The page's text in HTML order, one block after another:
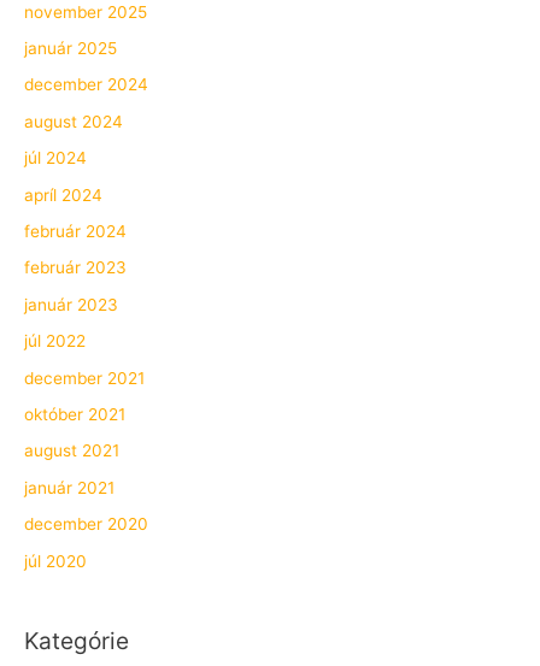
november 2025
január 2025
december 2024
august 2024
júl 2024
apríl 2024
február 2024
február 2023
január 2023
júl 2022
december 2021
október 2021
august 2021
január 2021
december 2020
júl 2020
Kategórie